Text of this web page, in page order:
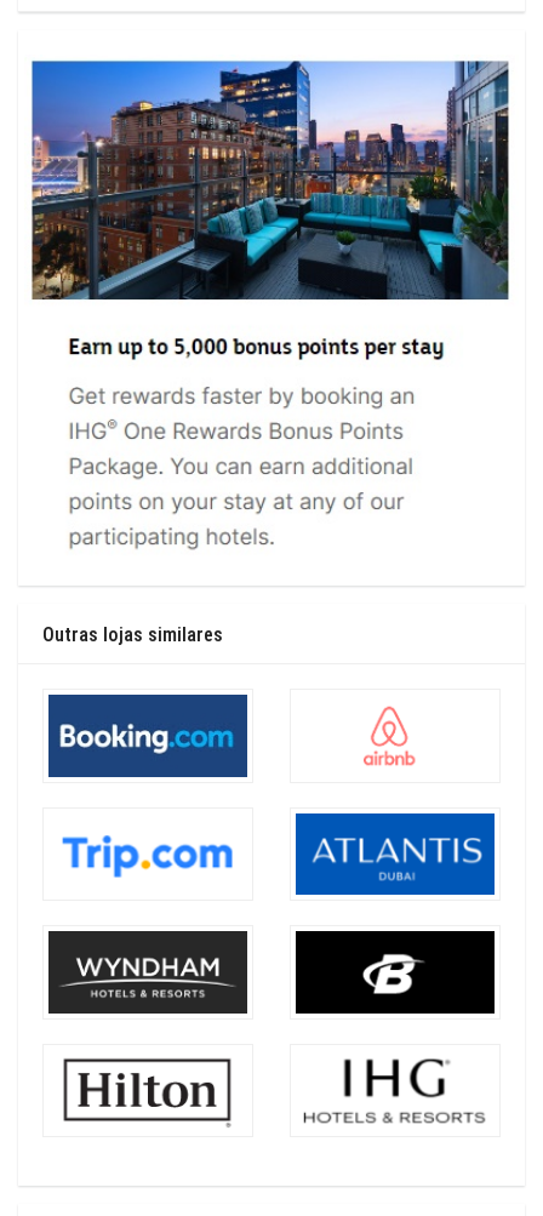
Outras lojas similares